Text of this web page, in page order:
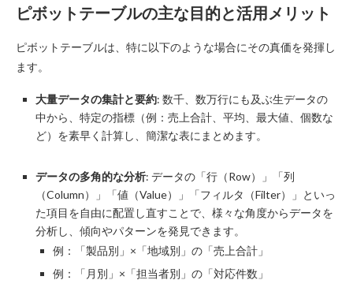
ピボットテーブルの主な目的と活用メリット
ピボットテーブルは、特に以下のような場合にその真価を発揮し
ます。
大量データの集計と要約: 数千、数万行にも及ぶ生データの
中から、特定の指標（例：売上合計、平均、最大値、個数な
ど）を素早く計算し、簡潔な表にまとめます。
データの多角的な分析: データの「行（Row）」「列
（Column）」「値（Value）」「フィルタ（Filter）」といっ
た項目を自由に配置し直すことで、様々な角度からデータを
分析し、傾向やパターンを発見できます。
例：「製品別」×「地域別」の「売上合計」
例：「月別」×「担当者別」の「対応件数」